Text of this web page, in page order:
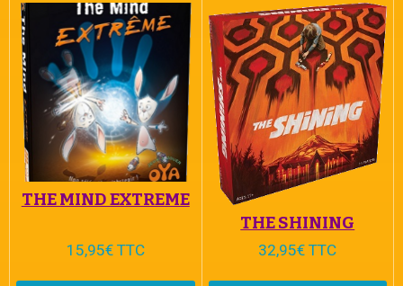
THE MIND EXTREME
15,95€ TTC
THE SHINING
32,95€ TTC